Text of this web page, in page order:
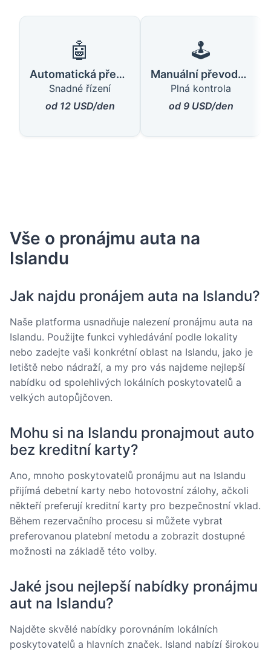
🤖
Automatická převodovka
Snadné řízení
od 12 USD/den
🕹️
Manuální převodovka
Plná kontrola
od 9 USD/den
Vše o pronájmu auta na
Islandu
Jak najdu pronájem auta na Islandu?
Naše platforma usnadňuje nalezení pronájmu auta na
Islandu. Použijte funkci vyhledávání podle lokality
nebo zadejte vaši konkrétní oblast na Islandu, jako je
letiště nebo nádraží, a my pro vás najdeme nejlepší
nabídku od spolehlivých lokálních poskytovatelů a
velkých autopůjčoven.
Mohu si na Islandu pronajmout auto
bez kreditní karty?
Ano, mnoho poskytovatelů pronájmu aut na Islandu
přijímá debetní karty nebo hotovostní zálohy, ačkoli
někteří preferují kreditní karty pro bezpečnostní vklad.
Během rezervačního procesu si můžete vybrat
preferovanou platební metodu a zobrazit dostupné
možnosti na základě této volby.
Jaké jsou nejlepší nabídky pronájmu
aut na Islandu?
Najděte skvělé nabídky porovnáním lokálních
poskytovatelů a hlavních značek. Island nabízí širokou